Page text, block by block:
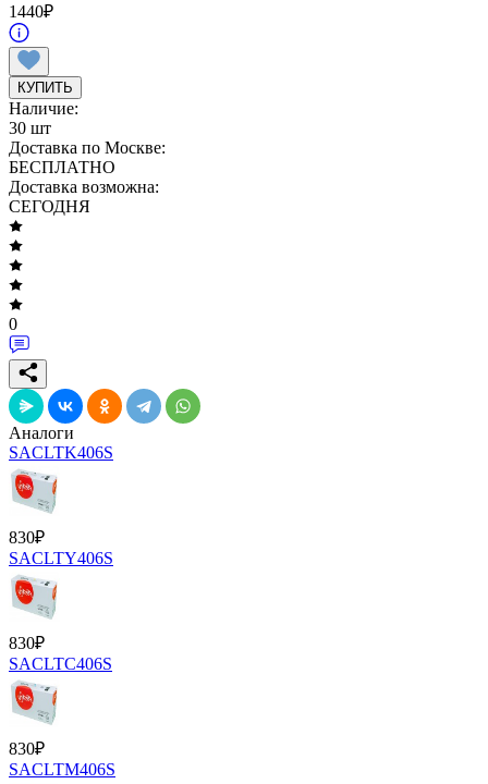
1440₽
КУПИТЬ
Наличие:
30 шт
Доставка по Москве:
БЕСПЛАТНО
Доставка возможна:
СЕГОДНЯ
0
Аналоги
SACLTK406S
830₽
SACLTY406S
830₽
SACLTC406S
830₽
SACLTM406S